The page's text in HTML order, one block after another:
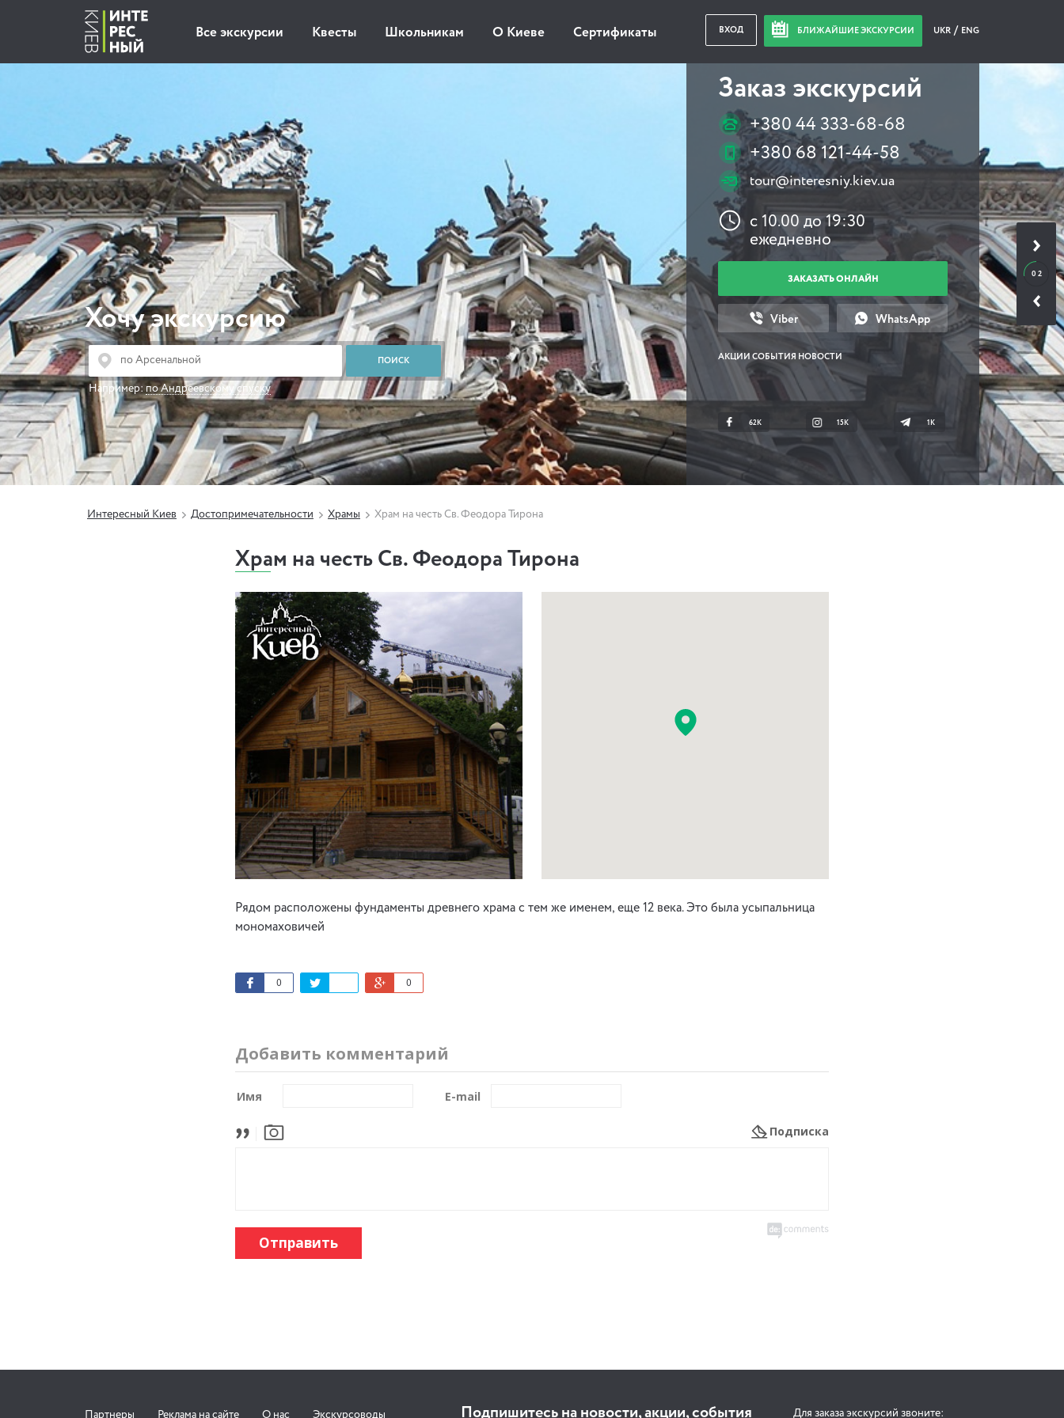
Все экскурсии Квесты Школьникам О Киеве Сертификаты ВХОД БЛИЖАЙШИЕ ЭКСКУРСИИ UKR ENG
0 2
Хочу экскурсию
Например: по Андреевскому спуску
Заказ экскурсий
+380 44 333-68-68
+380 68 121-44-58
tour@interesniy.kiev.ua
с 10.00 до 19:30
ежедневно
ЗАКАЗАТЬ ОНЛАЙН
Viber WhatsApp
АКЦИИ СОБЫТИЯ НОВОСТИ
62K 15K 1К
Интересный Киев Достопримечательности Храмы Храм на честь Св. Феодора Тирона
Храм на честь Св. Феодора Тирона
Рядом расположены фундаменты древнего храма с тем же именем, еще 12 века. Это была усыпальница
мономаховичей
0 0
Добавить комментарий
Имя E-mail
Подписка
Отправить
Партнеры Реклама на сайте О нас Экскурсоводы Подпишитесь на новости, акции, события Для заказа экскурсий звоните: